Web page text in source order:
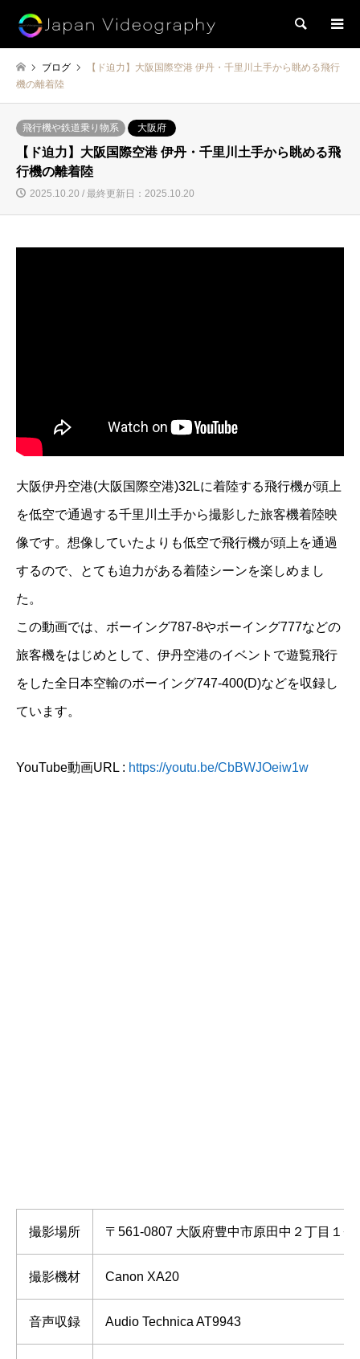
検索
ブログ
【ド迫力】大阪国際空港 伊丹・千里川土手から眺める飛行
機の離着陸
飛行機や鉄道乗り物系 大阪府
【ド迫力】大阪国際空港 伊丹・千里川土手から眺める飛
行機の離着陸
2025.10.20 / 最終更新日：2025.10.20
大阪伊丹空港(大阪国際空港)32Lに着陸する飛行機が頭上
を低空で通過する千里川土手から撮影した旅客機着陸映
像です。想像していたよりも低空で飛行機が頭上を通過
するので、とても迫力がある着陸シーンを楽しめまし
た。
この動画では、ボーイング787-8やボーイング777などの
旅客機をはじめとして、伊丹空港のイベントで遊覧飛行
をした全日本空輸のボーイング747-400(D)などを収録し
ています。
YouTube動画URL : https://youtu.be/CbBWJOeiw1w
撮影場所 〒561-0807 大阪府豊中市原田中２丁目１−
撮影機材 Canon XA20
音声収録 Audio Technica AT9943